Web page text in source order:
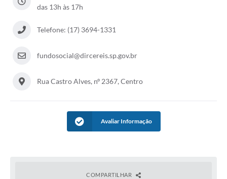
E-Sic
Contratos
das 13h às 17h
Telefone: (17) 3694-1331
fundosocial@dircereis.sp.gov.br
Rua Castro Alves, nº 2367, Centro
Avaliar Informação
COMPARTILHAR